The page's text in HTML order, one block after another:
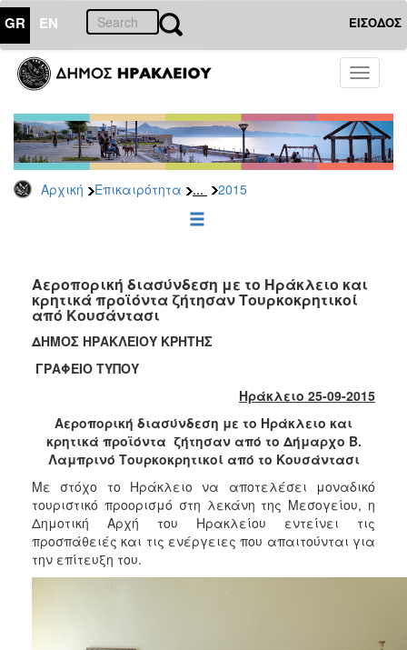
GR EN ΕΙΣΟΔΟΣ
Toggle
Αρχική Επικαιρότητα ... 2015
ΕΠΙΚΑΙΡΟΤΗΤΑ
Τύπου
Αρχείο
2026
2025
2022
2021
2020
2019
2017
2016
2015
2013
2012
2011
2010
Αεροπορική διασύνδεση με το Ηράκλειο και
κρητικά προϊόντα ζήτησαν Τουρκοκρητικοί
από Κουσάντασι
ΔΗΜΟΣ ΗΡΑΚΛΕΙΟΥ ΚΡΗΤΗΣ
ΓΡΑΦΕΙΟ ΤΥΠΟΥ
Ηράκλειο 25-09-2015
Αεροπορική διασύνδεση με το Ηράκλειο και
κρητικά προϊόντα ζήτησαν από το Δήμαρχο Β.
Λαμπρινό Τουρκοκρητικοί από το Κουσάντασι
Mε στόχο το Ηράκλειο να αποτελέσει μοναδικό
τουριστικό προορισμό στη λεκάνη της Μεσογείου, η
Δημοτική Αρχή του Ηρακλείου εντείνει τις
προσπάθειές και τις ενέργειες που απαιτούνται για
την επίτευξη του.